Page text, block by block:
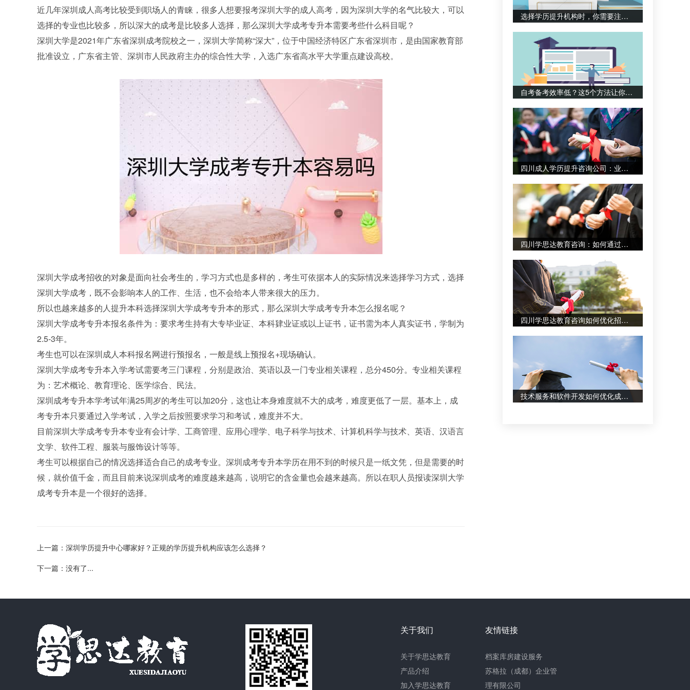
近几年深圳成人高考比较受到职场人的青睐，很多人想要报考深圳大学的成人高考，因为深圳大学的名气比较大，可以
选择的专业也比较多，所以深大的成考是比较多人选择，那么深圳大学成考专升本需要考些什么科目呢？
深圳大学是2021年广东省深圳成考院校之一，深圳大学简称“深大”，位于中国经济特区广东省深圳市，是由国家教育部
批准设立，广东省主管、深圳市人民政府主办的综合性大学，入选广东省高水平大学重点建设高校。
深圳大学成考招收的对象是面向社会考生的，学习方式也是多样的，考生可依据本人的实际情况来选择学习方式，选择
深圳大学成考，既不会影响本人的工作、生活，也不会给本人带来很大的压力。
所以也越来越多的人提升本科选择深圳大学成考专升本的形式，那么深圳大学成考专升本怎么报名呢？
深圳大学成考专升本报名条件为：要求考生持有大专毕业证、本科肄业证或以上证书，证书需为本人真实证书，学制为
2.5-3年。
考生也可以在深圳成人本科报名网进行预报名，一般是线上预报名+现场确认。
深圳大学成考专升本入学考试需要考三门课程，分别是政治、英语以及一门专业相关课程，总分450分。专业相关课程
为：艺术概论、教育理论、医学综合、民法。
深圳成考专升本学考试年满25周岁的考生可以加20分，这也让本身难度就不大的成考，难度更低了一层。基本上，成
考专升本只要通过入学考试，入学之后按照要求学习和考试，难度并不大。
目前深圳大学成考专升本专业有会计学、工商管理、应用心理学、电子科学与技术、计算机科学与技术、英语、汉语言
文学、软件工程、服装与服饰设计等等。
考生可以根据自己的情况选择适合自己的成考专业。深圳成考专升本学历在用不到的时候只是一纸文凭，但是需要的时
候，就价值千金，而且目前来说深圳成考的难度越来越高，说明它的含金量也会越来越高。所以在职人员报读深圳大学
成考专升本是一个很好的选择。
上一篇：深圳学历提升中心哪家好？正规的学历提升机构应该怎么选择？
下一篇：没有了...
选择学历提升机构时，你需要注意哪些关键点？
自考备考效率低？这5个方法让你事半功倍
四川成人学历提升咨询公司：业务培训如何助力职业发展？
四川学思达教育咨询：如何通过图文设计制作辅助学习资料？
四川学思达教育咨询如何优化招生辅助服务？专业设计服务案例分享
技术服务和软件开发如何优化成人自考备考体验？
关于我们
关于学思达教育
产品介绍
加入学思达教育
友情链接
档案库房建设服务
苏格拉（成都）企业管
理有限公司